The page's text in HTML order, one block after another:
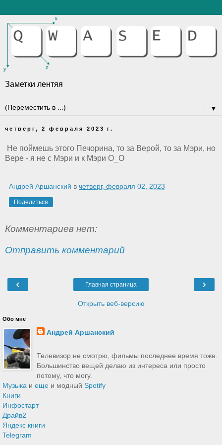
Заметки лентяя
▼
четверг, 2 февраля 2023 г.
Не поймешь этого Печорина, то за Верой, то за Мэри, но
Вере - я не с Мэри и к Мэри О_О
Андрей Аршанский в четверг, февраля 02, 2023
Поделиться
Комментариев нет:
Отправить комментарий
‹ ›
Главная страница
Открыть веб-версию
Обо мне
Андрей Аршанский
Телевизор не смотрю, фильмы последнее время тоже.
Большинство вещей делаю из интереса или просто
потому, что могу.
Музыка и еще и модный Spotify
Книги
Инфостарт
Драйв2
Яндекс книги
Telegram